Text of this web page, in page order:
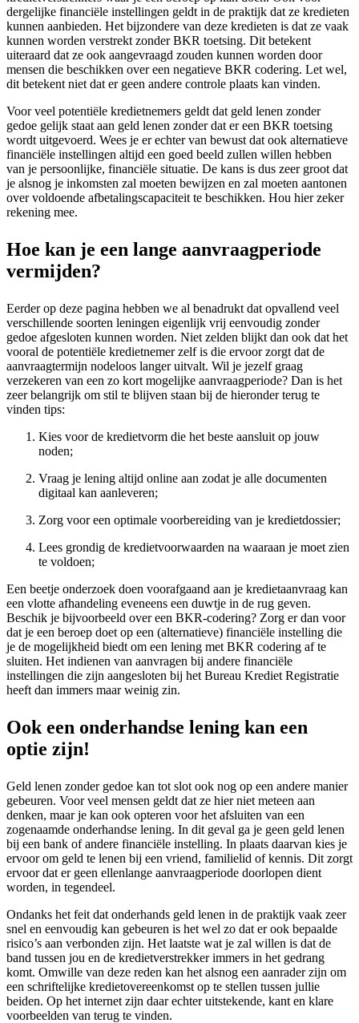
dergelijke financiële instellingen geldt in de praktijk dat ze kredieten
kunnen aanbieden. Het bijzondere van deze kredieten is dat ze vaak
kunnen worden verstrekt zonder BKR toetsing. Dit betekent
uiteraard dat ze ook aangevraagd zouden kunnen worden door
mensen die beschikken over een negatieve BKR codering. Let wel,
dit betekent niet dat er geen andere controle plaats kan vinden.
Voor veel potentiële kredietnemers geldt dat geld lenen zonder
gedoe gelijk staat aan geld lenen zonder dat er een BKR toetsing
wordt uitgevoerd. Wees je er echter van bewust dat ook alternatieve
financiële instellingen altijd een goed beeld zullen willen hebben
van je persoonlijke, financiële situatie. De kans is dus zeer groot dat
je alsnog je inkomsten zal moeten bewijzen en zal moeten aantonen
over voldoende afbetalingscapaciteit te beschikken. Hou hier zeker
rekening mee.
Hoe kan je een lange aanvraagperiode
vermijden?
Eerder op deze pagina hebben we al benadrukt dat opvallend veel
verschillende soorten leningen eigenlijk vrij eenvoudig zonder
gedoe afgesloten kunnen worden. Niet zelden blijkt dan ook dat het
vooral de potentiële kredietnemer zelf is die ervoor zorgt dat de
aanvraagtermijn nodeloos langer uitvalt. Wil je jezelf graag
verzekeren van een zo kort mogelijke aanvraagperiode? Dan is het
zeer belangrijk om stil te blijven staan bij de hieronder terug te
vinden tips:
Kies voor de kredietvorm die het beste aansluit op jouw
noden;
Vraag je lening altijd online aan zodat je alle documenten
digitaal kan aanleveren;
Zorg voor een optimale voorbereiding van je kredietdossier;
Lees grondig de kredietvoorwaarden na waaraan je moet zien
te voldoen;
Een beetje onderzoek doen voorafgaand aan je kredietaanvraag kan
een vlotte afhandeling eveneens een duwtje in de rug geven.
Beschik je bijvoorbeeld over een BKR-codering? Zorg er dan voor
dat je een beroep doet op een (alternatieve) financiële instelling die
je de mogelijkheid biedt om een lening met BKR codering af te
sluiten. Het indienen van aanvragen bij andere financiële
instellingen die zijn aangesloten bij het Bureau Krediet Registratie
heeft dan immers maar weinig zin.
Ook een onderhandse lening kan een
optie zijn!
Geld lenen zonder gedoe kan tot slot ook nog op een andere manier
gebeuren. Voor veel mensen geldt dat ze hier niet meteen aan
denken, maar je kan ook opteren voor het afsluiten van een
zogenaamde onderhandse lening. In dit geval ga je geen geld lenen
bij een bank of andere financiële instelling. In plaats daarvan kies je
ervoor om geld te lenen bij een vriend, familielid of kennis. Dit zorgt
ervoor dat er geen ellenlange aanvraagperiode doorlopen dient
worden, in tegendeel.
Ondanks het feit dat onderhands geld lenen in de praktijk vaak zeer
snel en eenvoudig kan gebeuren is het wel zo dat er ook bepaalde
risico’s aan verbonden zijn. Het laatste wat je zal willen is dat de
band tussen jou en de kredietverstrekker immers in het gedrang
komt. Omwille van deze reden kan het alsnog een aanrader zijn om
een schriftelijke kredietovereenkomst op te stellen tussen jullie
beiden. Op het internet zijn daar echter uitstekende, kant en klare
voorbeelden van terug te vinden.